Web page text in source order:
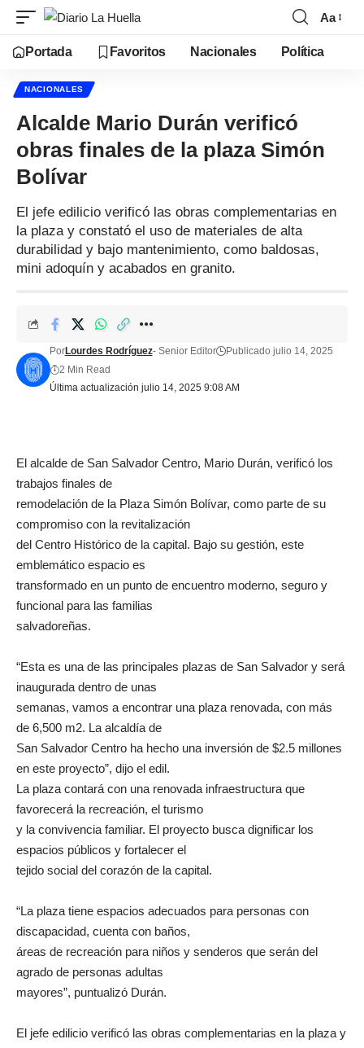
Aa
Portada Favoritos Nacionales Política
NACIONALES
Alcalde Mario Durán verificó
obras finales de la plaza Simón
Bolívar
El jefe edilicio verificó las obras complementarias en
la plaza y constató el uso de materiales de alta
durabilidad y bajo mantenimiento, como baldosas,
mini adoquín y acabados en granito.
Última actualización julio 14, 2025 9:08 AM
PorLourdes Rodríguez- Senior Editor
Publicado julio 14, 2025
2 Min Read
El alcalde de San Salvador Centro, Mario Durán, verificó los
trabajos finales de
remodelación de la Plaza Simón Bolívar, como parte de su
compromiso con la revitalización
del Centro Histórico de la capital. Bajo su gestión, este
emblemático espacio es
transformado en un punto de encuentro moderno, seguro y
funcional para las familias
salvadoreñas.
“Esta es una de las principales plazas de San Salvador y será
inaugurada dentro de unas
semanas, vamos a encontrar una plaza renovada, con más
de 6,500 m2. La alcaldía de
San Salvador Centro ha hecho una inversión de $2.5 millones
en este proyecto”, dijo el edil.
La plaza contará con una renovada infraestructura que
favorecerá la recreación, el turismo
y la convivencia familiar. El proyecto busca dignificar los
espacios públicos y fortalecer el
tejido social del corazón de la capital.
“La plaza tiene espacios adecuados para personas con
discapacidad, cuenta con baños,
áreas de recreación para niños y senderos que serán del
agrado de personas adultas
mayores”, puntualizó Durán.
El jefe edilicio verificó las obras complementarias en la plaza y